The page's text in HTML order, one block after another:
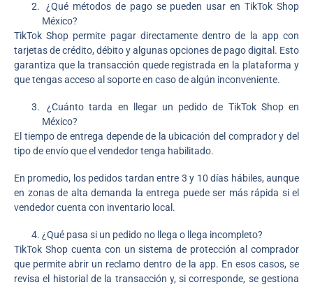
¿Qué métodos de pago se pueden usar en TikTok Shop
México?
TikTok Shop permite pagar directamente dentro de la app con
tarjetas de crédito, débito y algunas opciones de pago digital. Esto
garantiza que la transacción quede registrada en la plataforma y
que tengas acceso al soporte en caso de algún inconveniente.
¿Cuánto tarda en llegar un pedido de TikTok Shop en
México?
El tiempo de entrega depende de la ubicación del comprador y del
tipo de envío que el vendedor tenga habilitado.
En promedio, los pedidos tardan entre 3 y 10 días hábiles, aunque
en zonas de alta demanda la entrega puede ser más rápida si el
vendedor cuenta con inventario local.
¿Qué pasa si un pedido no llega o llega incompleto?
TikTok Shop cuenta con un sistema de protección al comprador
que permite abrir un reclamo dentro de la app. En esos casos, se
revisa el historial de la transacción y, si corresponde, se gestiona